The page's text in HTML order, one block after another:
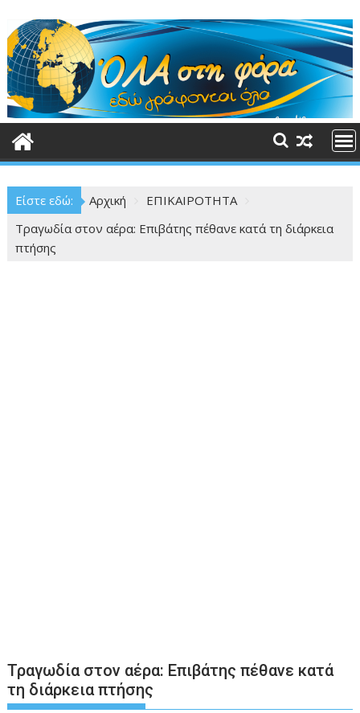
στο
περιεχόμενο
Είστε εδώ: Αρχική
ΕΠΙΚΑΙΡΟΤΗΤΑ
Τραγωδία στον αέρα: Επιβάτης πέθανε κατά τη διάρκεια
πτήσης
Τραγωδία στον αέρα: Επιβάτης πέθανε κατά
τη διάρκεια πτήσης